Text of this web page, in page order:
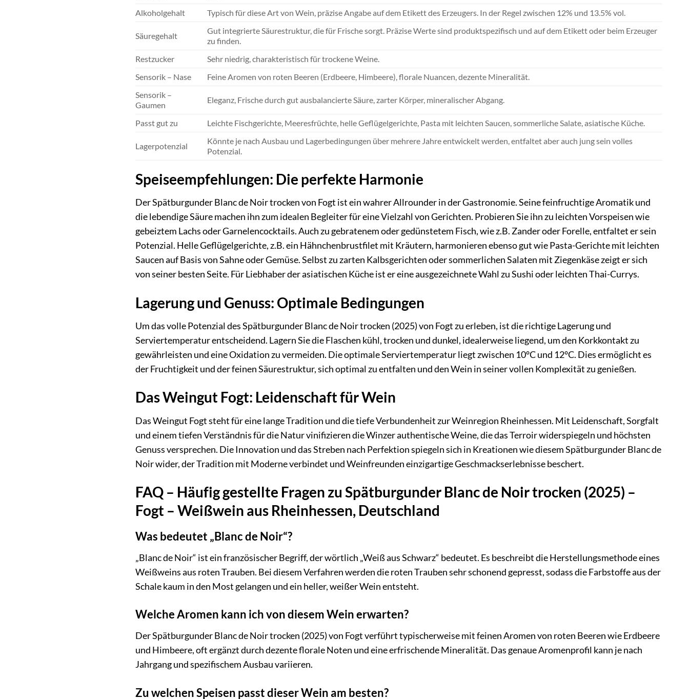
Alkoholgehalt
Typisch für diese Art von Wein, präzise Angabe auf dem Etikett des Erzeugers. In der Regel zwischen 12% und 13.5% vol.
Säuregehalt
Gut integrierte Säurestruktur, die für Frische sorgt. Präzise Werte sind produktspezifisch und auf dem Etikett oder beim Erzeuger
zu finden.
Restzucker
Sehr niedrig, charakteristisch für trockene Weine.
Sensorik – Nase
Feine Aromen von roten Beeren (Erdbeere, Himbeere), florale Nuancen, dezente Mineralität.
Sensorik –
Gaumen
Eleganz, Frische durch gut ausbalancierte Säure, zarter Körper, mineralischer Abgang.
Passt gut zu Leichte Fischgerichte, Meeresfrüchte, helle Geflügelgerichte, Pasta mit leichten Saucen, sommerliche Salate, asiatische Küche.
Lagerpotenzial
Könnte je nach Ausbau und Lagerbedingungen über mehrere Jahre entwickelt werden, entfaltet aber auch jung sein volles
Potenzial.
Speiseempfehlungen: Die perfekte Harmonie
Der Spätburgunder Blanc de Noir trocken von Fogt ist ein wahrer Allrounder in der Gastronomie. Seine feinfruchtige Aromatik und
die lebendige Säure machen ihn zum idealen Begleiter für eine Vielzahl von Gerichten. Probieren Sie ihn zu leichten Vorspeisen wie
gebeiztem Lachs oder Garnelencocktails. Auch zu gebratenem oder gedünstetem Fisch, wie z.B. Zander oder Forelle, entfaltet er sein
Potenzial. Helle Geflügelgerichte, z.B. ein Hähnchenbrustfilet mit Kräutern, harmonieren ebenso gut wie Pasta-Gerichte mit leichten
Saucen auf Basis von Sahne oder Gemüse. Selbst zu zarten Kalbsgerichten oder sommerlichen Salaten mit Ziegenkäse zeigt er sich
von seiner besten Seite. Für Liebhaber der asiatischen Küche ist er eine ausgezeichnete Wahl zu Sushi oder leichten Thai-Currys.
Lagerung und Genuss: Optimale Bedingungen
Um das volle Potenzial des Spätburgunder Blanc de Noir trocken (2025) von Fogt zu erleben, ist die richtige Lagerung und
Serviertemperatur entscheidend. Lagern Sie die Flaschen kühl, trocken und dunkel, idealerweise liegend, um den Korkkontakt zu
gewährleisten und eine Oxidation zu vermeiden. Die optimale Serviertemperatur liegt zwischen 10°C und 12°C. Dies ermöglicht es
der Fruchtigkeit und der feinen Säurestruktur, sich optimal zu entfalten und den Wein in seiner vollen Komplexität zu genießen.
Das Weingut Fogt: Leidenschaft für Wein
Das Weingut Fogt steht für eine lange Tradition und die tiefe Verbundenheit zur Weinregion Rheinhessen. Mit Leidenschaft, Sorgfalt
und einem tiefen Verständnis für die Natur vinifizieren die Winzer authentische Weine, die das Terroir widerspiegeln und höchsten
Genuss versprechen. Die Innovation und das Streben nach Perfektion spiegeln sich in Kreationen wie diesem Spätburgunder Blanc de
Noir wider, der Tradition mit Moderne verbindet und Weinfreunden einzigartige Geschmackserlebnisse beschert.
FAQ – Häufig gestellte Fragen zu Spätburgunder Blanc de Noir trocken (2025) –
Fogt – Weißwein aus Rheinhessen, Deutschland
Was bedeutet „Blanc de Noir“?
„Blanc de Noir“ ist ein französischer Begriff, der wörtlich „Weiß aus Schwarz“ bedeutet. Es beschreibt die Herstellungsmethode eines
Weißweins aus roten Trauben. Bei diesem Verfahren werden die roten Trauben sehr schonend gepresst, sodass die Farbstoffe aus der
Schale kaum in den Most gelangen und ein heller, weißer Wein entsteht.
Welche Aromen kann ich von diesem Wein erwarten?
Der Spätburgunder Blanc de Noir trocken (2025) von Fogt verführt typischerweise mit feinen Aromen von roten Beeren wie Erdbeere
und Himbeere, oft ergänzt durch dezente florale Noten und eine erfrischende Mineralität. Das genaue Aromenprofil kann je nach
Jahrgang und spezifischem Ausbau variieren.
Zu welchen Speisen passt dieser Wein am besten?